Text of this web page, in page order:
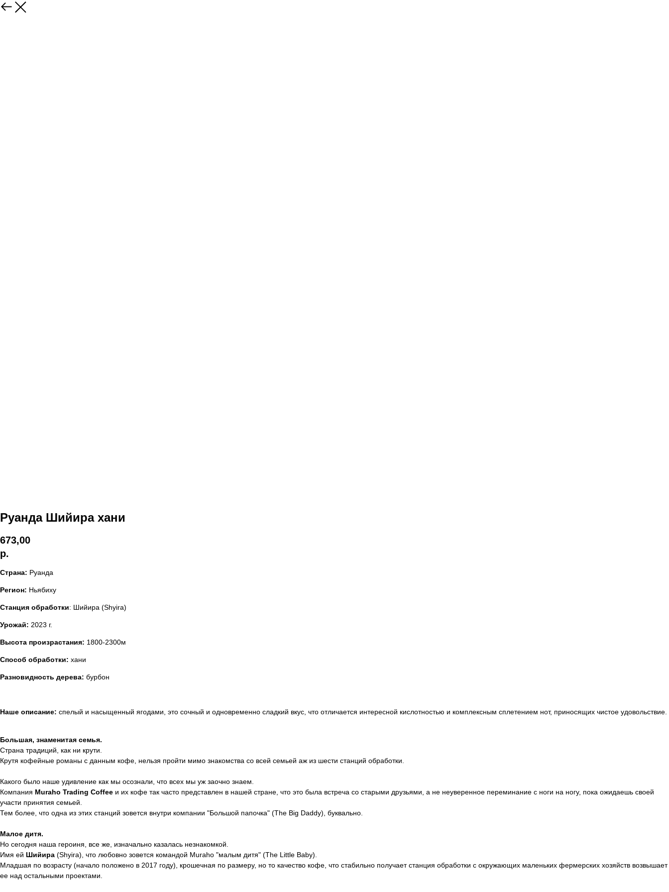
Руанда Шийира хани
673,00
р.
Страна: Руанда
Регион: Ньябиху
Станция обработки: Шийира (Shyira)
Урожай: 2023 г.
Высота произрастания: 1800-2300м
Способ обработки: хани
Разновидность дерева: бурбон
Наше описание: спелый и насыщенный ягодами, это сочный и одновременно сладкий вкус, что отличается интересной кислотностью и комплексным сплетением нот, приносящих чистое удовольствие.
Большая, знаменитая семья.
Страна традиций, как ни крути.
Крутя кофейные романы с данным кофе, нельзя пройти мимо знакомства со всей семьей аж из шести станций обработки.
Какого было наше удивление как мы осознали, что всех мы уж заочно знаем.
Компания Muraho Trading Coffee и их кофе так часто представлен в нашей стране, что это была встреча со старыми друзьями, а не неуверенное переминание с ноги на ногу, пока ожидаешь своей
участи принятия семьей.
Тем более, что одна из этих станций зовется внутри компании "Большой папочка" (The Big Daddy), буквально.
Малое дитя.
Но сегодня наша героиня, все же, изначально казалась незнакомкой.
Имя ей Шийира (Shyira), что любовно зовется командой Muraho "малым дитя" (The Little Baby).
Младшая по возрасту (начало положено в 2017 году), крошечная по размеру, но то качество кофе, что стабильно получает станция обработки с окружающих маленьких фермерских хозяйств возвышает
ее над остальными проектами.